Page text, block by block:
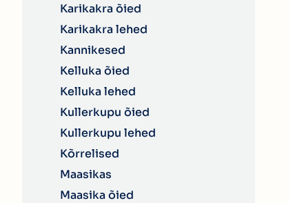
Karikakra õied
Karikakra lehed
Kannikesed
Kelluka õied
Kelluka lehed
Kullerkupu õied
Kullerkupu lehed
Kõrrelised
Maasikas
Maasika õied